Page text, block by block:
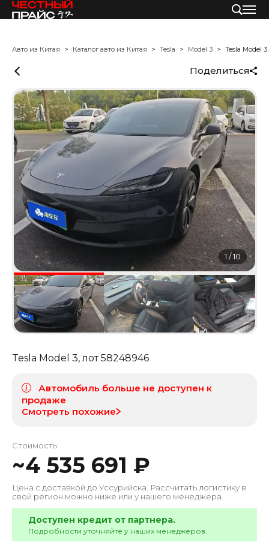
Авто из Китая Каталог авто из Китая Tesla Model 3 Tesla Model 3
Поделиться
1 /10
Tesla Model 3, лот58248946
Автомобиль больше не доступен к
продаже
Смотреть похожие
Стоимость:
~4 535 691 ₽
Цена с доставкой до Уссурийска . Рассчитать логистику в
свой регион можно ниже или у нашего менеджера.
Доступен кредит от партнера.
Подробности уточняйте у наших менеджеров.